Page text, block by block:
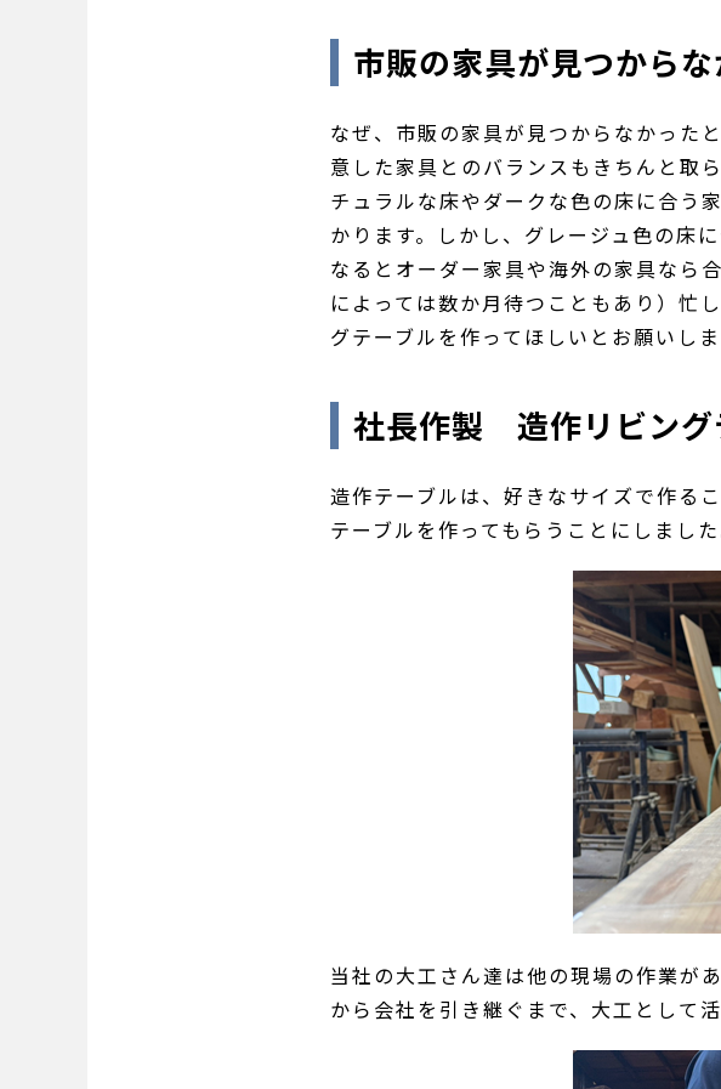
市販の家具が見つから
なぜ、市販の家具が見つからなかった
意した家具とのバランスもきちんと取
チュラルな床やダークな色の床に合う
かります。しかし、グレージュ色の床
なるとオーダー家具や海外の家具なら
によっては数か月待つこともあり）忙
グテーブルを作ってほしいとお願いしま
社長作製 造作リビング
造作テーブルは、好きなサイズで作る
テーブルを作ってもらうことにしました
当社の大工さん達は他の現場の作業が
から会社を引き継ぐまで、大工として